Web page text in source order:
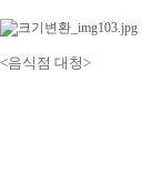
<음식점 대청>